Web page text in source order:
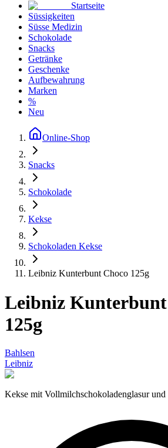
Startseite
Süssigkeiten
Süsse Medizin
Schokolade
Snacks
Getränke
Geschenke
Aufbewahrung
Marken
%
Neu
Online-Shop
Snacks
Schokolade
Kekse
Schokoladen Kekse
Leibniz Kunterbunt Choco 125g
Leibniz Kunterbunt
125g
Bahlsen
Leibniz
Kek­se mit Voll­milch­scho­ko­la­den­gla­sur und